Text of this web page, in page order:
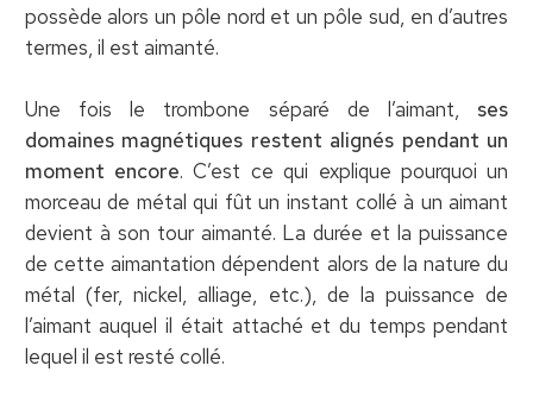
possède alors un pôle nord et un pôle sud, en d’autres
termes, il est aimanté.
Une fois le trombone séparé de l’aimant, ses
domaines magnétiques restent alignés pendant un
moment encore. C’est ce qui explique pourquoi un
morceau de métal qui fût un instant collé à un aimant
devient à son tour aimanté. La durée et la puissance
de cette aimantation dépendent alors de la nature du
métal (fer, nickel, alliage, etc.), de la puissance de
l’aimant auquel il était attaché et du temps pendant
lequel il est resté collé.